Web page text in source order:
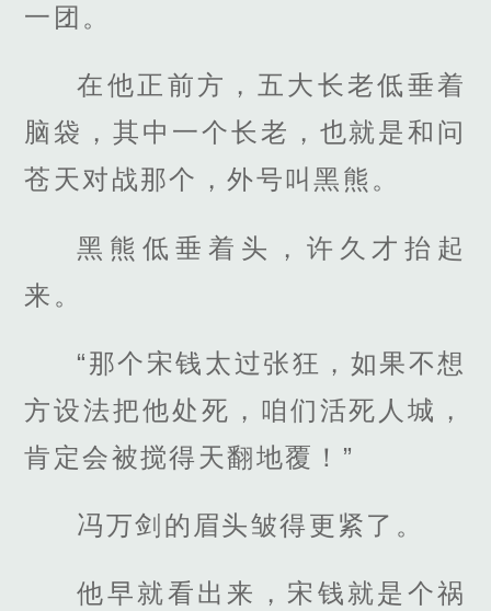
一团。
在他正前方，五大长老低垂着
脑袋，其中一个长老，也就是和问
苍天对战那个，外号叫黑熊。
黑熊低垂着头，许久才抬起
来。
“那个宋钱太过张狂，如果不想
方设法把他处死，咱们活死人城，
肯定会被搅得天翻地覆！”
冯万剑的眉头皱得更紧了。
他早就看出来，宋钱就是个祸